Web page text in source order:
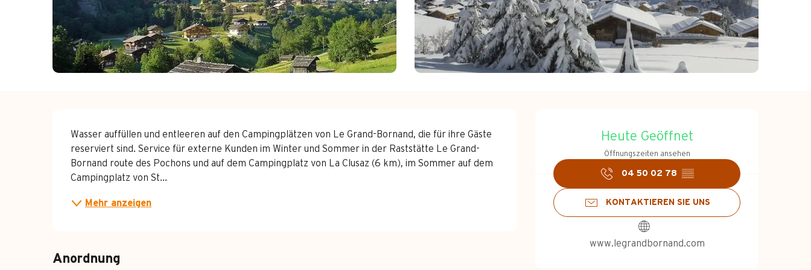
Öffnungszeiten
Heute Geöffnet
Öffnungszeiten ansehen
04 50 02 78 ▒▒
KONTAKTIEREN SIE UNS
www.legrandbornand.com
Beschreibung
Wasser auffüllen und entleeren auf den Campingplätzen von Le Grand-Bornand, die für ihre Gäste
reserviert sind. Service für externe Kunden im Winter und Sommer in der Raststätte Le Grand-
Bornand route des Pochons und auf dem Campingplatz von La Clusaz (6 km), im Sommer auf dem
Campingplatz von St...
Mehr anzeigen
Anordnung